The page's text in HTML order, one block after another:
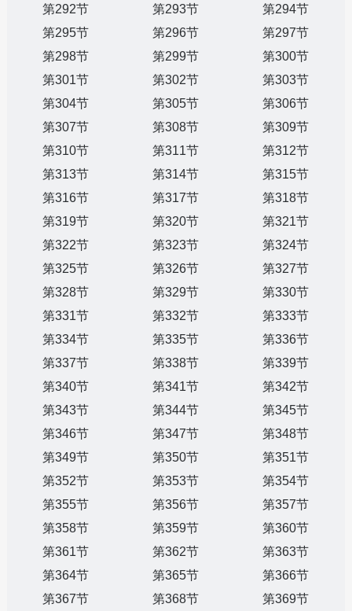
第292节
第293节
第294节
第295节
第296节
第297节
第298节
第299节
第300节
第301节
第302节
第303节
第304节
第305节
第306节
第307节
第308节
第309节
第310节
第311节
第312节
第313节
第314节
第315节
第316节
第317节
第318节
第319节
第320节
第321节
第322节
第323节
第324节
第325节
第326节
第327节
第328节
第329节
第330节
第331节
第332节
第333节
第334节
第335节
第336节
第337节
第338节
第339节
第340节
第341节
第342节
第343节
第344节
第345节
第346节
第347节
第348节
第349节
第350节
第351节
第352节
第353节
第354节
第355节
第356节
第357节
第358节
第359节
第360节
第361节
第362节
第363节
第364节
第365节
第366节
第367节
第368节 第369节